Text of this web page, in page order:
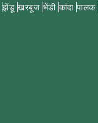
झेंडू खरबूज भेंडी कांदा पालक